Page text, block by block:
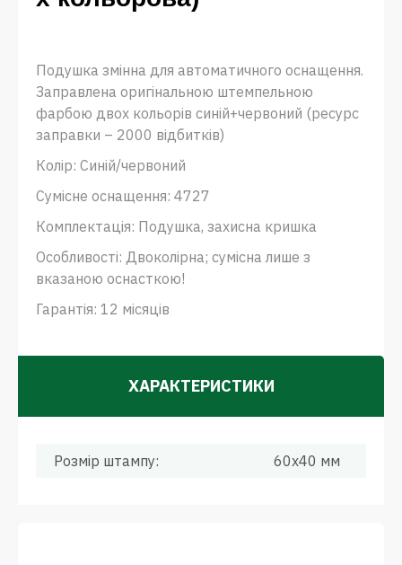
Подушка змінна для автоматичного оснащення.
Заправлена ​​оригінальною штемпельною
фарбою двох кольорів синій+червоний (ресурс
заправки – 2000 відбитків)
Колір: Синій/червоний
Сумісне оснащення: 4727
Комплектація: Подушка, захисна кришка
Особливості: Двоколірна; сумісна лише з
вказаною оснасткою!
Гарантія: 12 місяців
ХАРАКТЕРИСТИКИ
Розмір штампу: 60x40 мм